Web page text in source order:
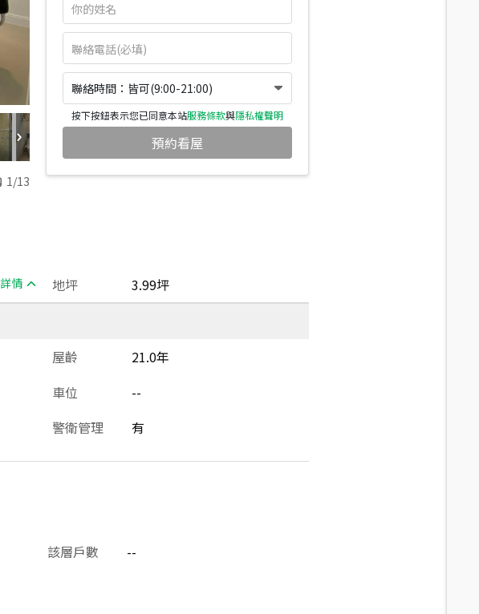
1/13
聯絡時間：皆可(9:00-21:00)
按下按鈕表示您已同意本站服務條款與隱私權聲明
預約看屋
詳情 地坪
3.99坪
屋齡
21.0年
車位
--
警衛管理 有
該層戶數
--